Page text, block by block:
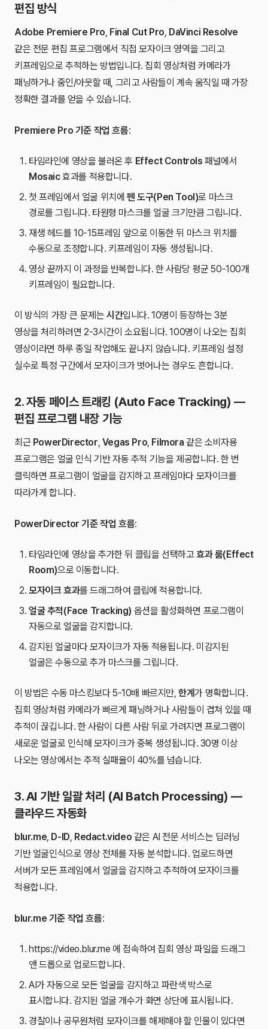
편집 방식
Adobe Premiere Pro, Final Cut Pro, DaVinci Resolve
같은 전문 편집 프로그램에서 직접 모자이크 영역을 그리고
키프레임으로 추적하는 방법입니다. 집회 영상처럼 카메라가
패닝하거나 줌인/아웃할 때, 그리고 사람들이 계속 움직일 때 가장
정확한 결과를 얻을 수 있습니다.
Premiere Pro 기준 작업 흐름:
타임라인에 영상을 불러온 후 Effect Controls 패널에서
Mosaic효과를 적용합니다.
첫 프레임에서 얼굴 위치에 펜 도구(Pen Tool)로 마스크
경로를 그립니다. 타원형 마스크를 얼굴 크기만큼 그립니다.
재생 헤드를 10-15프레임 앞으로 이동한 뒤 마스크 위치를
수동으로 조정합니다. 키프레임이 자동 생성됩니다.
영상 끝까지 이 과정을 반복합니다. 한 사람당 평균 50-100개
키프레임이 필요합니다.
이 방식의 가장 큰 문제는 시간입니다. 10명이 등장하는 3분
영상을 처리하려면 2-3시간이 소요됩니다. 100명이 나오는 집회
영상이라면 하루 종일 작업해도 끝나지 않습니다. 키프레임 설정
실수로 특정 구간에서 모자이크가 벗어나는 경우도 흔합니다.
2. 자동 페이스 트래킹 (Auto Face Tracking) —
편집 프로그램 내장 기능
최근 PowerDirector, Vegas Pro, Filmora 같은 소비자용
프로그램은 얼굴 인식 기반 자동 추적 기능을 제공합니다. 한 번
클릭하면 프로그램이 얼굴을 감지하고 프레임마다 모자이크를
따라가게 합니다.
PowerDirector 기준 작업 흐름:
타임라인에 영상을 추가한 뒤 클립을 선택하고효과 룸(Effect
Room)으로 이동합니다.
모자이크 효과를 드래그하여 클립에 적용합니다.
얼굴 추적(Face Tracking) 옵션을 활성화하면 프로그램이
자동으로 얼굴을 감지합니다.
감지된 얼굴마다 모자이크가 자동 적용됩니다. 미감지된
얼굴은 수동으로 추가 마스크를 그립니다.
이 방법은 수동 마스킹보다 5-10배 빠르지만,한계가 명확합니다.
집회 영상처럼 카메라가 빠르게 패닝하거나 사람들이 겹쳐 있을 때
추적이 끊깁니다. 한 사람이 다른 사람 뒤로 가려지면 프로그램이
새로운 얼굴로 인식해 모자이크가 중복 생성됩니다. 30명 이상
나오는 영상에서는 추적 실패율이 40%를 넘습니다.
3. AI 기반 일괄 처리 (AI Batch Processing) —
클라우드 자동화
blur.me, D-ID, Redact.video 같은 AI 전문 서비스는 딥러닝
기반 얼굴인식으로 영상 전체를 자동 분석합니다. 업로드하면
서버가 모든 프레임에서 얼굴을 감지하고 추적하여 모자이크를
적용합니다.
blur.me 기준 작업 흐름:
https://video.blur.me 에 접속하여 집회 영상 파일을 드래그
앤 드롭으로 업로드합니다.
AI가 자동으로 모든 얼굴을 감지하고 파란색 박스로
표시합니다. 감지된 얼굴 개수가 화면 상단에 표시됩니다.
경찰이나 공무원처럼 모자이크를 해제해야 할 인물이 있다면